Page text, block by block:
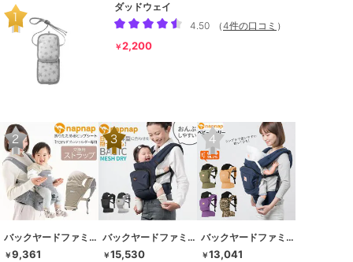
ダッドウェイ
4.50
（4件の口コミ ）
￥2,200
バックヤードファミリー
￥9,361
バックヤードファミリー
￥15,530
バックヤードファミリー
￥13,041